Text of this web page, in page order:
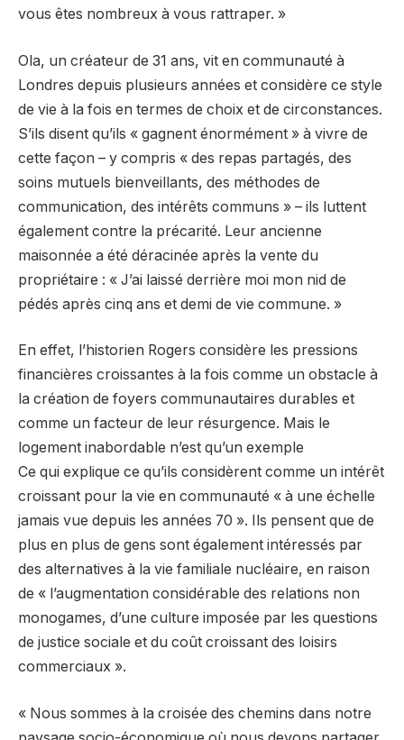
vous êtes nombreux à vous rattraper. »
Ola, un créateur de 31 ans, vit en communauté à
Londres depuis plusieurs années et considère ce style
de vie à la fois en termes de choix et de circonstances.
S’ils disent qu’ils « gagnent énormément » à vivre de
cette façon – y compris « des repas partagés, des
soins mutuels bienveillants, des méthodes de
communication, des intérêts communs » – ils luttent
également contre la précarité. Leur ancienne
maisonnée a été déracinée après la vente du
propriétaire : « J’ai laissé derrière moi mon nid de
pédés après cinq ans et demi de vie commune. »
En effet, l’historien Rogers considère les pressions
financières croissantes à la fois comme un obstacle à
la création de foyers communautaires durables et
comme un facteur de leur résurgence. Mais le
logement inabordable n’est qu’un exemple
Ce qui explique ce qu’ils considèrent comme un intérêt
croissant pour la vie en communauté « à une échelle
jamais vue depuis les années 70 ». Ils pensent que de
plus en plus de gens sont également intéressés par
des alternatives à la vie familiale nucléaire, en raison
de « l’augmentation considérable des relations non
monogames, d’une culture imposée par les questions
de justice sociale et du coût croissant des loisirs
commerciaux ».
« Nous sommes à la croisée des chemins dans notre